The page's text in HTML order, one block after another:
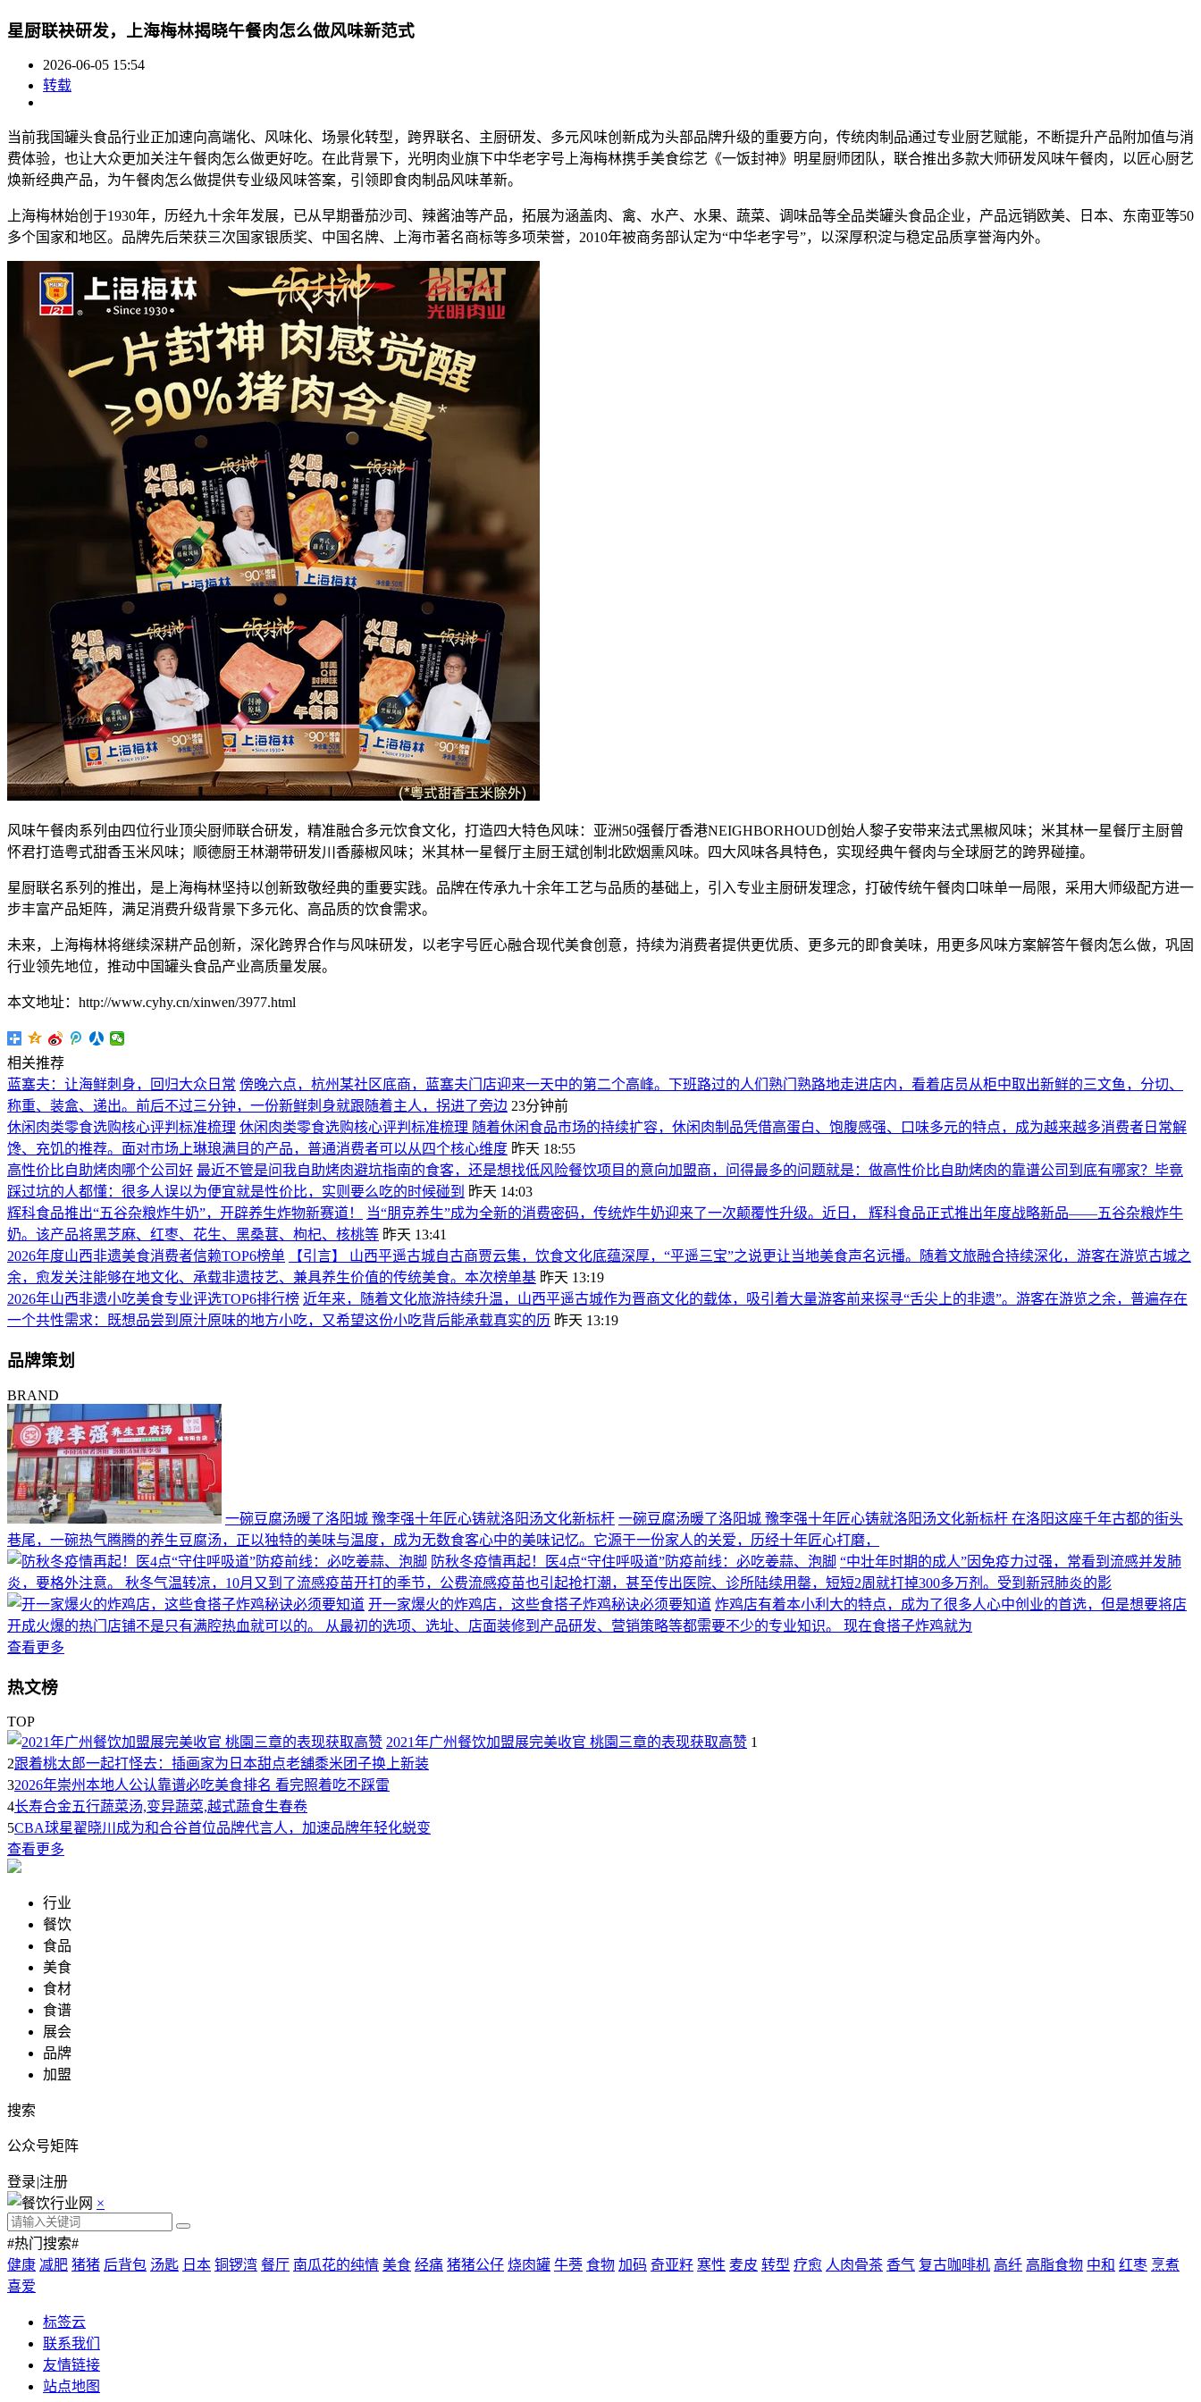
星厨联袂研发，上海梅林揭晓午餐肉怎么做风味新范式
2026-06-05 15:54
转载
当前我国罐头食品行业正加速向高端化、风味化、场景化转型，跨界联名、主厨研发、多元风味创新成为头部品牌升级的重要方向，传统肉制品通过专业厨艺赋能，不断提升产品附加值与消
费体验，也让大众更加关注午餐肉怎么做更好吃。在此背景下，光明肉业旗下中华老字号上海梅林携手美食综艺《一饭封神》明星厨师团队，联合推出多款大师研发风味午餐肉，以匠心厨艺
焕新经典产品，为午餐肉怎么做提供专业级风味答案，引领即食肉制品风味革新。
上海梅林始创于1930年，历经九十余年发展，已从早期番茄沙司、辣酱油等产品，拓展为涵盖肉、禽、水产、水果、蔬菜、调味品等全品类罐头食品企业，产品远销欧美、日本、东南亚等50
多个国家和地区。品牌先后荣获三次国家银质奖、中国名牌、上海市著名商标等多项荣誉，2010年被商务部认定为“中华老字号”，以深厚积淀与稳定品质享誉海内外。
风味午餐肉系列由四位行业顶尖厨师联合研发，精准融合多元饮食文化，打造四大特色风味：亚洲50强餐厅香港NEIGHBORHOUD创始人黎子安带来法式黑椒风味；米其林一星餐厅主厨曾
怀君打造粤式甜香玉米风味；顺德厨王林潮带研发川香藤椒风味；米其林一星餐厅主厨王斌创制北欧烟熏风味。四大风味各具特色，实现经典午餐肉与全球厨艺的跨界碰撞。
星厨联名系列的推出，是上海梅林坚持以创新致敬经典的重要实践。品牌在传承九十余年工艺与品质的基础上，引入专业主厨研发理念，打破传统午餐肉口味单一局限，采用大师级配方进一
步丰富产品矩阵，满足消费升级背景下多元化、高品质的饮食需求。
未来，上海梅林将继续深耕产品创新，深化跨界合作与风味研发，以老字号匠心融合现代美食创意，持续为消费者提供更优质、更多元的即食美味，用更多风味方案解答午餐肉怎么做，巩固
行业领先地位，推动中国罐头食品产业高质量发展。
本文地址：http://www.cyhy.cn/xinwen/3977.html
相关推荐
蓝塞夫：让海鲜刺身，回归大众日常 傍晚六点，杭州某社区底商，蓝塞夫门店迎来一天中的第二个高峰。下班路过的人们熟门熟路地走进店内，看着店员从柜中取出新鲜的三文鱼，分切、
称重、装盒、递出。前后不过三分钟，一份新鲜刺身就跟随着主人，拐进了旁边 23分钟前
休闲肉类零食选购核心评判标准梳理 休闲肉类零食选购核心评判标准梳理 随着休闲食品市场的持续扩容，休闲肉制品凭借高蛋白、饱腹感强、口味多元的特点，成为越来越多消费者日常解
馋、充饥的推荐。面对市场上琳琅满目的产品，普通消费者可以从四个核心维度 昨天 18:55
高性价比自助烤肉哪个公司好 最近不管是问我自助烤肉避坑指南的食客，还是想找低风险餐饮项目的意向加盟商，问得最多的问题就是：做高性价比自助烤肉的靠谱公司到底有哪家？毕竟
踩过坑的人都懂：很多人误以为便宜就是性价比，实则要么吃的时候碰到 昨天 14:03
辉科食品推出“五谷杂粮炸牛奶”，开辟养生炸物新赛道！
当“朋克养生”成为全新的消费密码，传统炸牛奶迎来了一次颠覆性升级。近日， 辉科食品正式推出年度战略新品——五谷杂粮炸牛
奶。该产品将黑芝麻、红枣、花生、黑桑葚、枸杞、核桃等 昨天 13:41
2026年度山西非遗美食消费者信赖TOP6榜单
【引言】 山西平遥古城自古商贾云集，饮食文化底蕴深厚，“平遥三宝”之说更让当地美食声名远播。随着文旅融合持续深化，游客在游览古城之
余，愈发关注能够在地文化、承载非遗技艺、兼具养生价值的传统美食。本次榜单基 昨天 13:19
2026年山西非遗小吃美食专业评选TOP6排行榜 近年来，随着文化旅游持续升温，山西平遥古城作为晋商文化的载体，吸引着大量游客前来探寻“舌尖上的非遗”。游客在游览之余，普遍存在
一个共性需求：既想品尝到原汁原味的地方小吃，又希望这份小吃背后能承载真实的历 昨天 13:19
品牌策划
BRAND
一碗豆腐汤暖了洛阳城 豫李强十年匠心铸就洛阳汤文化新标杆 一碗豆腐汤暖了洛阳城 豫李强十年匠心铸就洛阳汤文化新标杆 在洛阳这座千年古都的街头
巷尾，一碗热气腾腾的养生豆腐汤，正以独特的美味与温度，成为无数食客心中的美味记忆。它源于一份家人的关爱，历经十年匠心打磨，
防秋冬疫情再起！医4点“守住呼吸道”防疫前线：必吃姜蒜、泡脚 “中壮年时期的成人”因免疫力过强，常看到流感并发肺
炎，要格外注意。 秋冬气温转凉，10月又到了流感疫苗开打的季节，公费流感疫苗也引起抢打潮，甚至传出医院、诊所陆续用罄，短短2周就打掉300多万剂。受到新冠肺炎的影
开一家爆火的炸鸡店，这些食搭子炸鸡秘诀必须要知道 炸鸡店有着本小利大的特点，成为了很多人心中创业的首选，但是想要将店
开成火爆的热门店铺不是只有满腔热血就可以的。 从最初的选项、选址、店面装修到产品研发、营销策略等都需要不少的专业知识。 现在食搭子炸鸡就为
查看更多
热文榜
TOP
2021年广州餐饮加盟展完美收官 桃園三章的表现获取高赞 1
2跟着桃太郎一起打怪去：插画家为日本甜点老舖黍米团子换上新装
32026年崇州本地人公认靠谱必吃美食排名 看完照着吃不踩雷
4长寿合金五行蔬菜汤,变异蔬菜,越式蔬食生春卷
5CBA球星翟晓川成为和合谷首位品牌代言人，加速品牌年轻化蜕变
查看更多
行业
餐饮
食品
美食
食材
食谱
展会
品牌
加盟
搜索
公众号矩阵
登录|注册
×
#热门搜索#
健康 减肥 猪猪 后背包 汤匙 日本 铜锣湾 餐厅 南瓜花的纯情 美食 经痛 猪猪公仔 烧肉罐 牛蒡 食物 加码 奇亚籽 寒性 麦皮 转型 疗愈 人肉骨茶 香气 复古咖啡机 高纤 高脂食物 中和 红枣 烹煮
喜爱
标签云
联系我们
友情链接
站点地图